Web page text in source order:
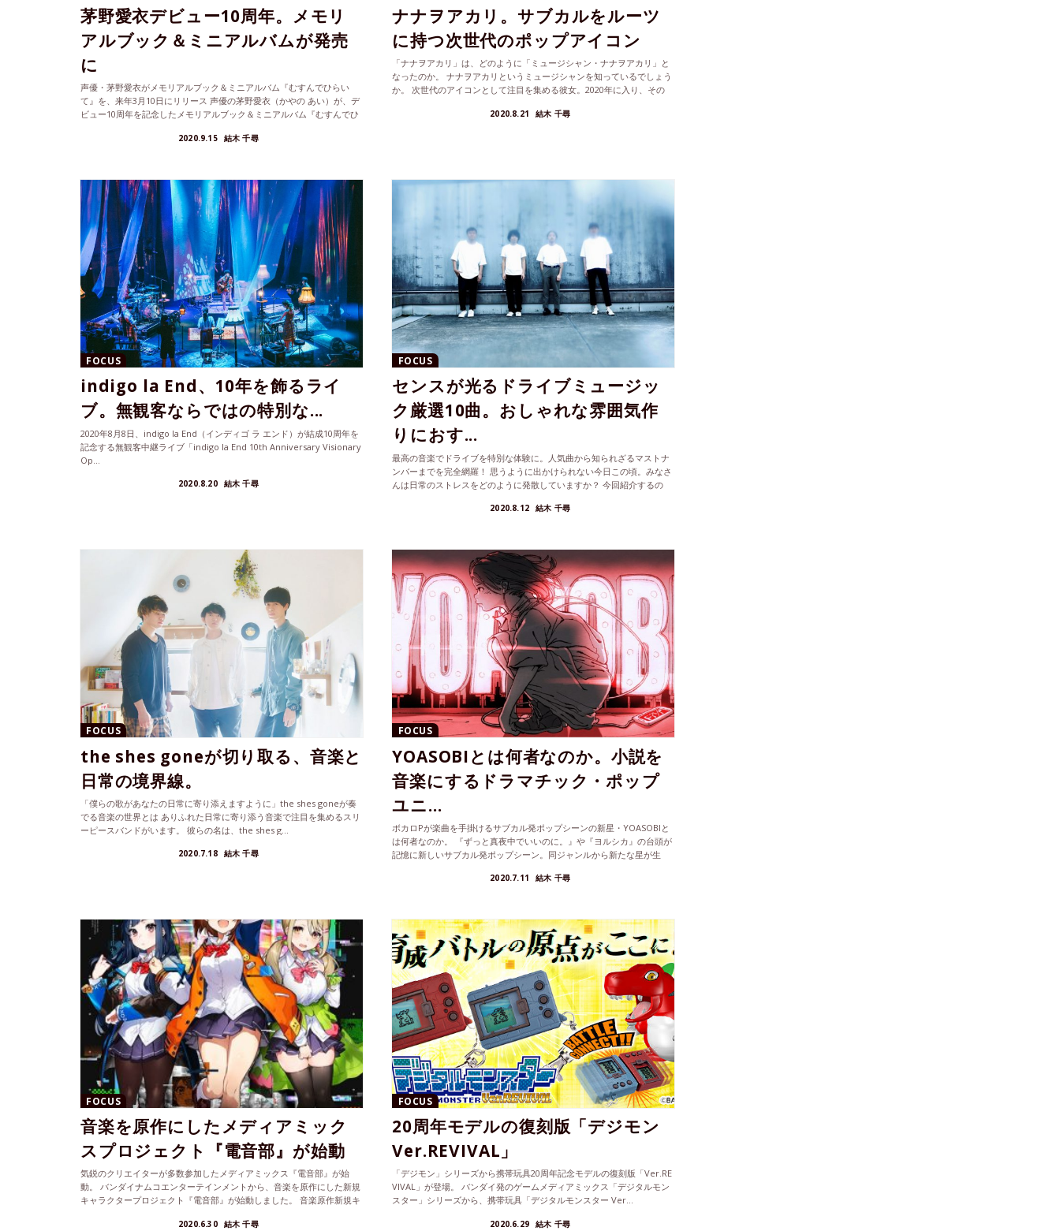
茅野愛衣デビュー10周年。メモリ
アルブック＆ミニアルバムが発売
に
声優・茅野愛衣がメモリアルブック＆ミニアルバム『むすんでひらい
て』を、来年3月10日にリリース 声優の茅野愛衣（かやの あい）が、デ
ビュー10周年を記念したメモリアルブック＆ミニアルバム『むすんでひ
2020.9.15 結木 千尋
ナナヲアカリ。サブカルをルーツ
に持つ次世代のポップアイコン
「ナナヲアカリ」は、どのように「ミュージシャン・ナナヲアカリ」と
なったのか。 ナナヲアカリというミュージシャンを知っているでしょう
か。 次世代のアイコンとして注目を集める彼女。2020年に入り、その
2020.8.21 結木 千尋
FOCUS
indigo la End、10年を飾るライ
ブ。無観客ならではの特別な...
2020年8月8日、indigo la End（インディゴ ラ エンド）が結成10周年を
記念する無観客中継ライブ「indigo la End 10th Anniversary Visionary
Op...
2020.8.20 結木 千尋
FOCUS
センスが光るドライブミュージッ
ク厳選10曲。おしゃれな雰囲気作
りにおす...
最高の音楽でドライブを特別な体験に。人気曲から知られざるマストナ
ンバーまでを完全網羅！ 思うように出かけられない今日この頃。みなさ
んは日常のストレスをどのように発散していますか？ 今回紹介するの
2020.8.12 結木 千尋
FOCUS
the shes goneが切り取る、音楽と
日常の境界線。
「僕らの歌があなたの日常に寄り添えますように」the shes goneが奏
でる音楽の世界とは ありふれた日常に寄り添う音楽で注目を集めるスリ
ーピースバンドがいます。 彼らの名は、the shes g...
2020.7.18 結木 千尋
FOCUS
YOASOBIとは何者なのか。小説を
音楽にするドラマチック・ポップ
ユニ...
ボカロPが楽曲を手掛けるサブカル発ポップシーンの新星・YOASOBIと
は何者なのか。 『ずっと真夜中でいいのに。』や『ヨルシカ』の台頭が
記憶に新しいサブカル発ポップシーン。同ジャンルから新たな星が生
2020.7.11 結木 千尋
FOCUS
音楽を原作にしたメディアミック
スプロジェクト『電音部』が始動
気鋭のクリエイターが多数参加したメディアミックス『電音部』が始
動。 バンダイナムコエンターテインメントから、音楽を原作にした新規
キャラクタープロジェクト『電音部』が始動しました。 音楽原作新規キ
2020.6.30 結木 千尋
FOCUS
20周年モデルの復刻版「デジモン
Ver.REVIVAL」
「デジモン」シリーズから携帯玩具20周年記念モデルの復刻版「Ver.RE
VIVAL」が登場。 バンダイ発のゲームメディアミックス「デジタルモン
スター」シリーズから、携帯玩具「デジタルモンスター Ver...
2020.6.29 結木 千尋